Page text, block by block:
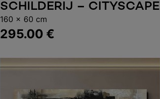
Toevoegen aan winkelwagen
SCHILDERIJ – CITYSCAPE
295.00 €
160 x 60 cm